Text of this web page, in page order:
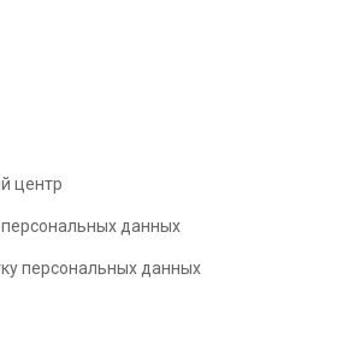
центр
данных
персональных данных